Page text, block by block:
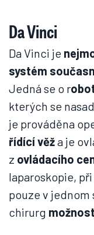
Da Vinci
Da Vinci je
systém
Jedná se o r
kterých se
je prováděna
řídící věža je
z ovládacího
laparoskopie,
pouze v jednom
chirurg